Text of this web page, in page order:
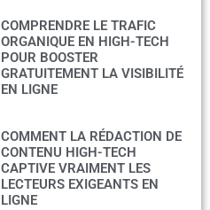
COMPRENDRE LE TRAFIC
ORGANIQUE EN HIGH-TECH
POUR BOOSTER
GRATUITEMENT LA VISIBILITÉ
EN LIGNE
COMMENT LA RÉDACTION DE
CONTENU HIGH-TECH
CAPTIVE VRAIMENT LES
LECTEURS EXIGEANTS EN
LIGNE